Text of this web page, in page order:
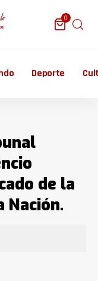
0
Deporte
de la
Nación.